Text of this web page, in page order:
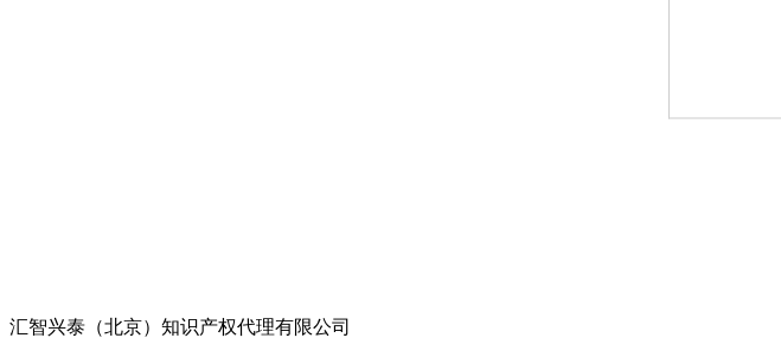
汇智兴泰（北京）知识产权代理有限公司